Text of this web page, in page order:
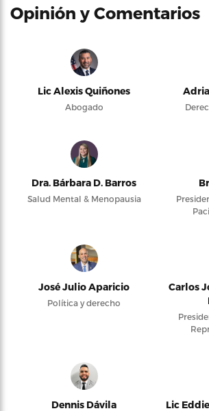
Opinión y Comentarios
Lic Alexis Quiñones
Abogado
Dra. Bárbara D. Barros
Salud Mental & Menopausia
José Julio Aparicio
Política y derecho
Carlos
Dennis Dávila Lic